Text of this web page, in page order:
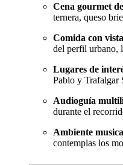
Cena gourmet
ternera, queso
Comida con
del perfil urbano,
Lugares de
Pablo y Trafalgar
Audioguía
durante el
Ambiente
contemplas los